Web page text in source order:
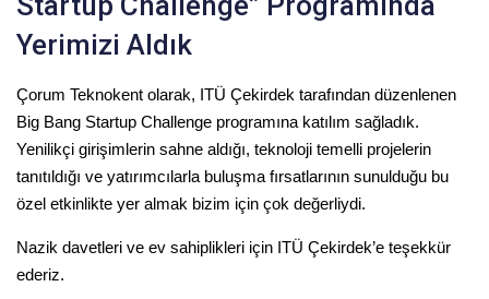
Yerimizi Aldık
Çorum Teknokent olarak, ITÜ Çekirdek tarafından düzenlenen
Big Bang Startup Challenge programına katılım sağladık.
Yenilikçi girişimlerin sahne aldığı, teknoloji temelli projelerin
tanıtıldığı ve yatırımcılarla buluşma fırsatlarının sunulduğu bu
özel etkinlikte yer almak bizim için çok değerliydi.
Nazik davetleri ve ev sahiplikleri için ITÜ Çekirdek’e teşekkür
ederiz.